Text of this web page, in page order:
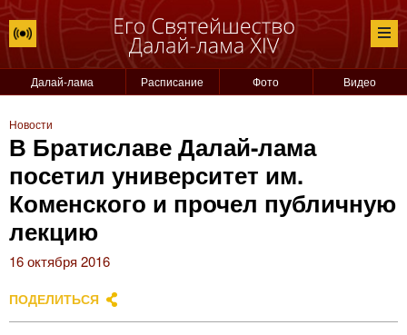
Далай-лама Расписание Фото Видео
Новости
В Братиславе Далай-лама
посетил университет им.
Коменского и прочел публичную
лекцию
16 октября 2016
ПОДЕЛИТЬСЯ